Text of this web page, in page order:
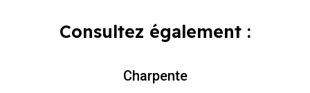
Consultez également :
Charpente